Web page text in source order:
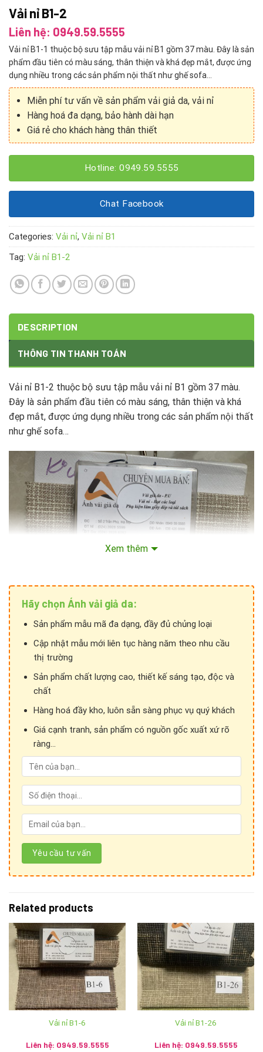
Vải nỉ B1-2
Liên hệ: 0949.59.5555
Vải nỉ B1-1 thuộc bộ sưu tập mẫu vải nỉ B1 gồm 37 màu. Đây là sản
phẩm đầu tiên có màu sáng, thân thiện và khá đẹp mắt, được ứng
dụng nhiều trong các sản phẩm nội thất như ghế sofa…
Miễn phí tư vấn về sản phẩm vải giả da, vải nỉ
Hàng hoá đa dạng, bảo hành dài hạn
Giá rẻ cho khách hàng thân thiết
Hotline: 0949.59.5555
Chat Facebook
Categories: Vải nỉ, Vải nỉ B1
Tag: Vải nỉ B1-2
DESCRIPTION
THÔNG TIN THANH TOÁN
Vải nỉ B1-2 thuộc bộ sưu tập mẫu vải nỉ B1 gồm 37 màu.
Đây là sản phẩm đầu tiên có màu sáng, thân thiện và khá
đẹp mắt, được ứng dụng nhiều trong các sản phẩm nội thất
như ghế sofa…
Xem thêm
Hãy chọn Ánh vải giả da:
Sản phẩm mẫu mã đa dạng, đầy đủ chủng loại
Cập nhật mẫu mới liên tục hàng năm theo nhu cầu
thị trường
Sản phẩm chất lượng cao, thiết kế sáng tạo, độc và
chất
Hàng hoá đầy kho, luôn sẵn sàng phục vụ quý khách
Giá cạnh tranh, sản phẩm có nguồn gốc xuất xứ rõ
ràng...
Related products
Vải nỉ B1-6
Liên hệ: 0949.59.5555
Vải nỉ B1-26
Liên hệ: 0949.59.5555